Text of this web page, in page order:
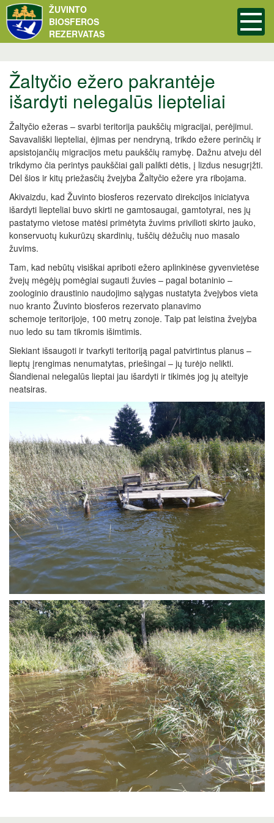
ŽUVINTO
BIOSFEROS
REZERVATAS
Žaltyčio ežero pakrantėje
išardyti nelegalūs liepteliai
Žaltyčio ežeras – svarbi teritorija paukščių migracijai, perėjimui.
Savavališki liepteliai, ėjimas per nendryną, trikdo ežere perinčių ir
apsistojančių migracijos metu paukščių ramybę. Dažnu atveju dėl
trikdymo čia perintys paukščiai gali palikti dėtis, į lizdus nesugrįžti.
Dėl šios ir kitų priežasčių žvejyba Žaltyčio ežere yra ribojama.
Akivaizdu, kad Žuvinto biosferos rezervato direkcijos iniciatyva
išardyti liepteliai buvo skirti ne gamtosaugai, gamtotyrai, nes jų
pastatymo vietose matėsi primėtyta žuvims privilioti skirto jauko,
konservuotų kukurūzų skardinių, tuščių dėžučių nuo masalo
žuvims.
Tam, kad nebūtų visiškai apriboti ežero aplinkinėse gyvenvietėse
žvejų mėgėjų pomėgiai sugauti žuvies – pagal botaninio –
zoologinio draustinio naudojimo sąlygas nustatyta žvejybos vieta
nuo kranto Žuvinto biosferos rezervato planavimo
schemoje teritorijoje, 100 metrų zonoje. Taip pat leistina žvejyba
nuo ledo su tam tikromis išimtimis.
Siekiant išsaugoti ir tvarkyti teritoriją pagal patvirtintus planus –
lieptų įrengimas nenumatytas, priešingai – jų turėjo nelikti.
Šiandienai nelegalūs lieptai jau išardyti ir tikimės jog jų ateityje
neatsiras.